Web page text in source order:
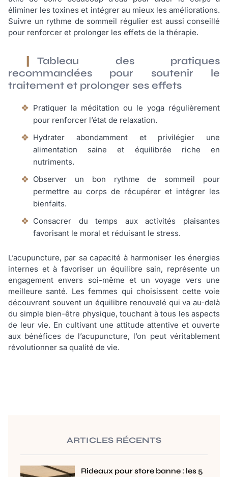
éliminer les toxines et intégrer au mieux les améliorations.
Suivre un rythme de sommeil régulier est aussi conseillé
pour renforcer et prolonger les effets de la thérapie.
Tableau des pratiques
recommandées pour soutenir le
traitement et prolonger ses effets
Pratiquer la méditation ou le yoga régulièrement
pour renforcer l’état de relaxation.
Hydrater abondamment et privilégier une
alimentation saine et équilibrée riche en
nutriments.
Observer un bon rythme de sommeil pour
permettre au corps de récupérer et intégrer les
bienfaits.
Consacrer du temps aux activités plaisantes
favorisant le moral et réduisant le stress.
L’acupuncture, par sa capacité à harmoniser les énergies
internes et à favoriser un équilibre sain, représente un
engagement envers soi-même et un voyage vers une
meilleure santé. Les femmes qui choisissent cette voie
découvrent souvent un équilibre renouvelé qui va au-delà
du simple bien-être physique, touchant à tous les aspects
de leur vie. En cultivant une attitude attentive et ouverte
aux bénéfices de l’acupuncture, l’on peut véritablement
révolutionner sa qualité de vie.
ARTICLES RÉCENTS
Rideaux pour store banne : les 5